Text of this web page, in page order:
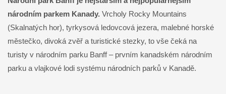
národním parkem Kanady. Vrcholy Rocky Mountains
(Skalnatých hor), tyrkysová ledovcová jezera, malebné horské
městečko, divoká zvěř a turistické stezky, to vše čeká na
turisty v národním parku Banff – prvním kanadském národním
parku a vlajkové lodi systému národních parků v Kanadě.